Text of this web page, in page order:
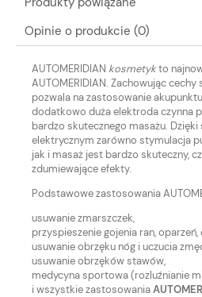
Opinie o produkcie (0)
AUTOMERIDIAN kosmetykto
AUTOMERIDIAN. Zachowując
pozwala na zastosowanie
dodatkowo duża elektroda czynna
bardzo skutecznego masażu.
elektrycznym zarówno stymulacja
jak i masaż jest bardzo skuteczny,
zdumiewające efekty.
Podstawowe zastosowania
usuwanie zmarszczek,
przyspieszenie gojenia ran,
usuwanie obrzęku nóg i uczucia
usuwanie obrzęków stawów,
medycyna sportowa (rozluźnianie
i wszystkie zastosowania